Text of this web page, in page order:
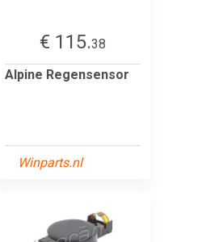
€ 115.38
Alpine Regensensor
Winparts.nl